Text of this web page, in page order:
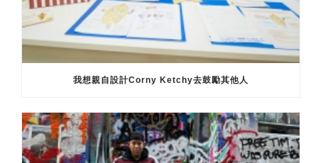
我想親自設計Corny Ketchy去鼓勵其他人